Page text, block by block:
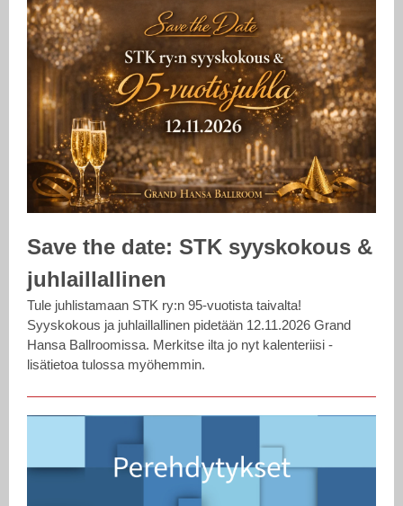
Save the date: STK syyskokous &
juhlaillallinen
Tule juhlistamaan STK ry:n 95-vuotista taivalta!
Syyskokous ja juhlaillallinen pidetään 12.11.2026 Grand
Hansa Ballroomissa. Merkitse ilta jo nyt kalenteriisi -
lisätietoa tulossa myöhemmin.